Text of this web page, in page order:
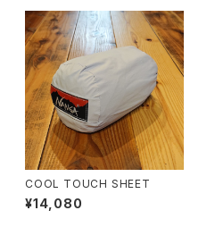
COOL TOUCH SHEET
¥14,080